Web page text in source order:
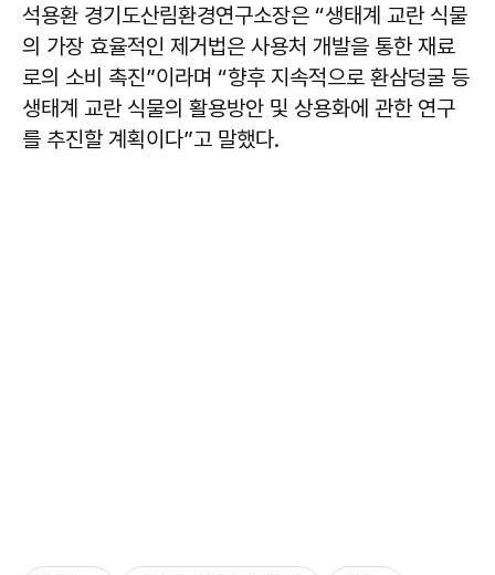
석용환 경기도산림환경연구소장은 “생태계 교란 식물
의 가장 효율적인 제거법은 사용처 개발을 통한 재료
로의 소비 촉진”이라며 “향후 지속적으로 환삼덩굴 등
생태계 교란 식물의 활용방안 및 상용화에 관한 연구
를 추진할 계획이다”고 말했다.